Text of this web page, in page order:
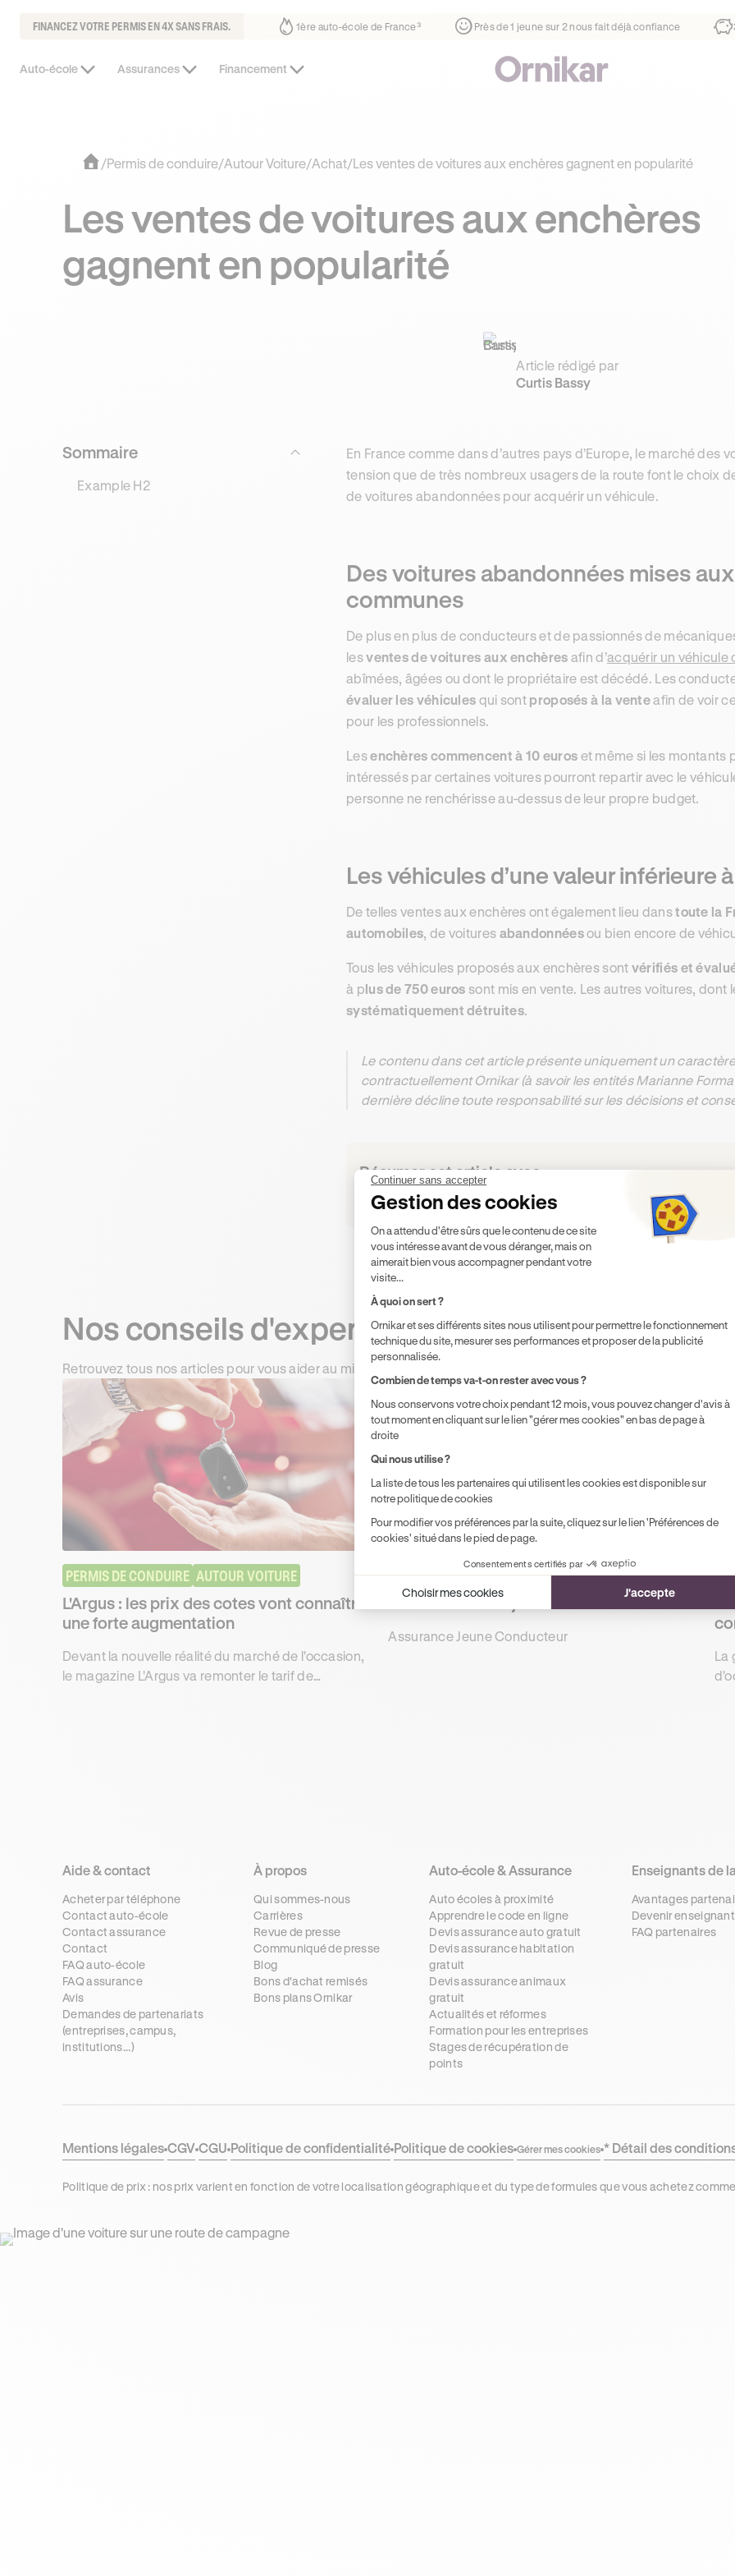
FINANCEZ VOTRE PERMIS EN 4X SANS FRAIS.
fait déjà confiance 30% moins chère que l’auto-école de votre quartier¹ 1ère auto-école de France³ Près de 1 jeune sur 2
Auto-école Assurances Financement
/Permis de conduire/Autour Voiture/Achat/Les ventes de voitures aux enchères gagnent en popularité
Les ventes de voitures aux enchères
gagnent en popularité
Article rédigé par
Curtis Bassy
Sommaire
Example H2
En France comme dans d’autres pays d’Europe, le marché des
tension que de très nombreux usagers de la route font le choix
de voitures abandonnées pour acquérir un véhicule.
Des voitures abandonnées mises
communes
De plus en plus de conducteurs et de passionnés de
lesventes de voitures aux enchères afin d’acquérir un véhicule
abîmées, âgées ou dont le propriétaire est décédé. Les
évaluer les véhicules qui sont proposés à la venteafin de voir
pour les professionnels.
Lesenchères commencent à 10 euros et même si les montants
intéressés par certaines voitures pourront repartir avec le
personne ne renchérisse au-dessus de leur propre budget.
Les véhicules d’une valeur inférieure
De telles ventes aux enchères ont également lieu danstoute la
automobiles, de voitures abandonnéesou bien encore de
Tous les véhicules proposés aux enchères sont vérifiés et
à plus de 750 euros sont mis en vente. Les autres voitures,
systématiquement détruites.
Le contenu dans cet article présente uniquement un
contractuellement Ornikar (à savoir les entités Marianne
dernière décline toute responsabilité sur les décisions et
Résumer cet article avec :
ChatGPT Gemini Claude
Nos conseils d'experts
Retrouvez tous nos articles pour vous aider au mieux dans votre parcours
PERMIS DE CONDUIRE AUTOUR VOITURE
L'Argus : les prix des cotes vont connaître
une forte augmentation
Devant la nouvelle réalité du marché de l'occasion,
le magazine L'Argus va remonter le tarif de
ASSURANCE AUTO
Assurance-auto-jeune-conducteur
Assurance Jeune Conducteur
La
Aide & contact
Acheter par téléphone
Contact auto-école
Contact assurance
Contact
FAQ auto-école
FAQ assurance
Avis
Demandes de partenariats
(entreprises, campus,
institutions...)
À propos
Qui sommes-nous
Carrières
Revue de presse
Communiqué de presse
Blog
Bons d'achat remisés
Bons plans Ornikar
Auto-école & Assurance
Auto écoles à proximité
Apprendre le code en ligne
Devis assurance auto gratuit
Devis assurance habitation
gratuit
Devis assurance animaux
gratuit
Actualités et réformes
Formation pour les entreprises
Stages de récupération de
points
Enseignants de
Avantages
Devenir
FAQ partenaires
Mentions légales CGV CGU Politique de confidentialité Politique de cookies Gérer mes cookies * Détail des
Politique de prix : nos prix varient en fonction de votre localisation géographique et du type de formules que vous achetez
Continuer sans accepter
Gestion des cookies
Plateforme de Gestion du
On a attendu d'être sûrs que le contenu de ce site
vous intéresse avant de vous déranger, mais on
aimerait bien vous accompagner pendant votre
visite...
À quoi on sert ?
Ornikar et ses différents sites nous utilisent pour permettre le fonctionnement
technique du site, mesurer ses performances et proposer de la publicité
personnalisée.
Combien de temps va-t-on rester avec vous ?
Nous conservons votre choix pendant 12 mois, vous pouvez changer d'avis à
tout moment en cliquant sur le lien "gérer mes cookies" en bas de page à
droite
Qui nous utilise ?
La liste de tous les partenaires qui utilisent les cookies est disponible sur
notre politique de cookies
Pour modifier vos préférences par la suite, cliquez sur le lien 'Préférences de
cookies' situé dans le pied de page.
Consentements certifiés par
Choisir mes cookies J'accepte
Axeptio consent